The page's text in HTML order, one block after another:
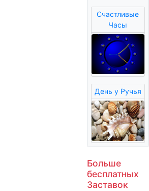
Счастливые
Часы
День у Ручья
Больше
бесплатных
Заставок